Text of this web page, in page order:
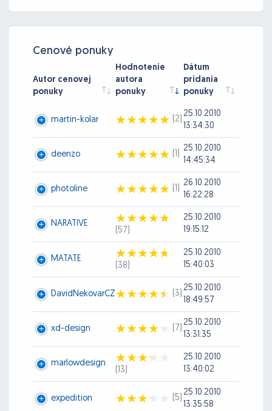
Cenové ponuky
Autor cenovej
ponuky
Hodnotenie
autora
ponuky
Dátum
pridania
ponuky
martin-kolar (2)
25.10.2010
13:34:30
deenzo (1)
25.10.2010
14:45:34
photoline (1)
26.10.2010
16:22:28
NARATIVE
(57)
25.10.2010
19:15:12
MATATE
(38)
25.10.2010
15:40:03
DavidNekovarCZ (3)
25.10.2010
18:49:57
xd-design (7)
25.10.2010
13:31:35
marlowdesign
(13)
25.10.2010
13:40:02
expedition (5)
25.10.2010
13:35:58